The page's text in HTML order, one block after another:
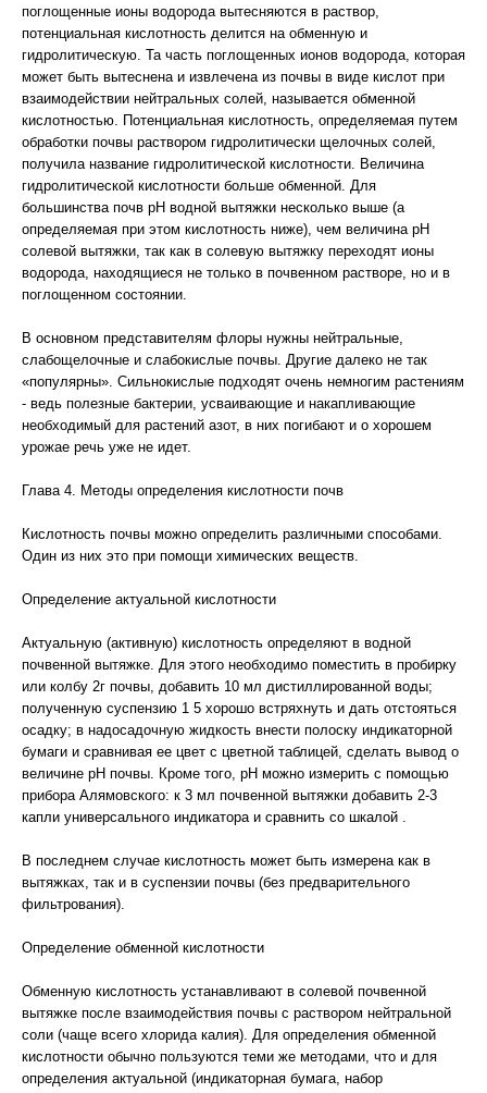
поглощенные ионы водорода вытесняются в раствор,
потенциальная кислотность делится на обменную и
гидролитическую. Та часть поглощенных ионов водорода, которая
может быть вытеснена и извлечена из почвы в виде кислот при
взаимодействии нейтральных солей, называется обменной
кислотностью. Потенциальная кислотность, определяемая путем
обработки почвы раствором гидролитически щелочных солей,
получила название гидролитической кислотности. Величина
гидролитической кислотности больше обменной. Для
большинства почв рН водной вытяжки несколько выше (а
определяемая при этом кислотность ниже), чем величина рН
солевой вытяжки, так как в солевую вытяжку переходят ионы
водорода, находящиеся не только в почвенном растворе, но и в
поглощенном состоянии.
В основном представителям флоры нужны нейтральные,
слабощелочные и слабокислые почвы. Другие далеко не так
«популярны». Сильнокислые подходят очень немногим растениям
- ведь полезные бактерии, усваивающие и накапливающие
необходимый для растений азот, в них погибают и о хорошем
урожае речь уже не идет.
Глава 4. Методы определения кислотности почв
Кислотность почвы можно определить различными способами.
Один из них это при помощи химических веществ.
Определение актуальной кислотности
Актуальную (активную) кислотность определяют в водной
почвенной вытяжке. Для этого необходимо поместить в пробирку
или колбу 2г почвы, добавить 10 мл дистиллированной воды;
полученную суспензию 1 5 хорошо встряхнуть и дать отстояться
осадку; в надосадочную жидкость внести полоску индикаторной
бумаги и сравнивая ее цвет с цветной таблицей, сделать вывод о
величине рН почвы. Кроме того, рН можно измерить с помощью
прибора Алямовского: к 3 мл почвенной вытяжки добавить 2-3
капли универсального индикатора и сравнить со шкалой .
В последнем случае кислотность может быть измерена как в
вытяжках, так и в суспензии почвы (без предварительного
фильтрования).
Определение обменной кислотности
Обменную кислотность устанавливают в солевой почвенной
вытяжке после взаимодействия почвы с раствором нейтральной
соли (чаще всего хлорида калия). Для определения обменной
кислотности обычно пользуются теми же методами, что и для
определения актуальной (индикаторная бумага, набор